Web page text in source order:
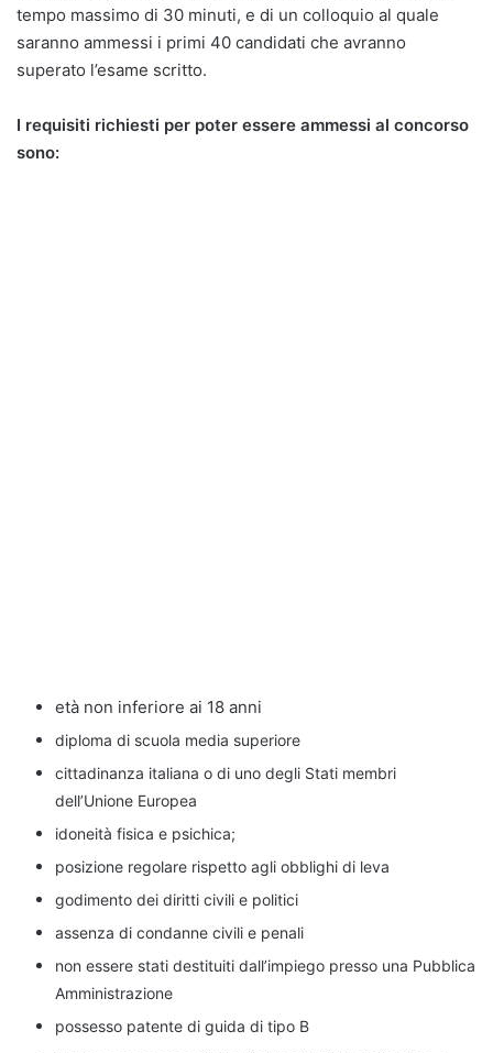
tempo massimo di 30 minuti, e di un colloquio al quale
saranno ammessi i primi 40 candidati che avranno
superato l’esame scritto.
I requisiti richiesti per poter essere ammessi al concorso
sono:
età non inferiore ai 18 anni
diploma di scuola media superiore
cittadinanza italiana o di uno degli Stati membri
dell’Unione Europea
idoneità fisica e psichica;
posizione regolare rispetto agli obblighi di leva
godimento dei diritti civili e politici
assenza di condanne civili e penali
non essere stati destituiti dall’impiego presso una Pubblica
Amministrazione
possesso patente di guida di tipo B